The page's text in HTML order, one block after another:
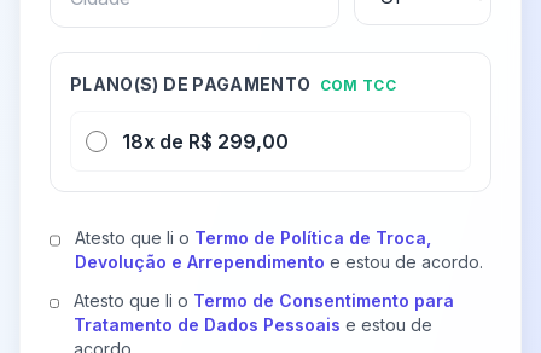
PLANO(S) DE PAGAMENTO COM TCC
18x de R$ 299,00
Atesto que li o Termo de Política de Troca,
Devolução e Arrependimento e estou de acordo.
Atesto que li o Termo de Consentimento para
Tratamento de Dados Pessoaise estou de